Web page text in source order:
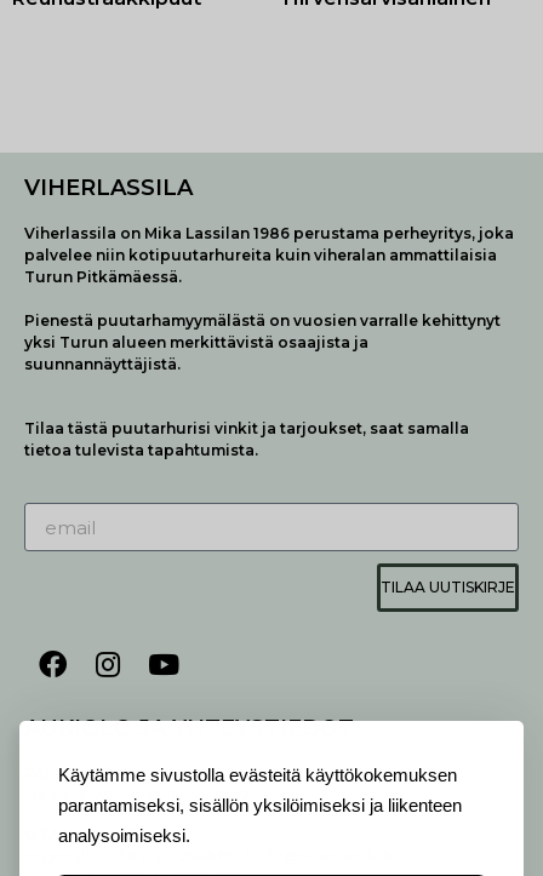
Käytämme sivustolla evästeitä käyttökokemuksen
parantamiseksi, sisällön yksilöimiseksi ja liikenteen
analysoimiseksi.
VIHERLASSILA
Viherlassila on Mika Lassilan 1986 perustama perheyritys, joka
palvelee niin kotipuutarhureita kuin viheralan ammattilaisia
Turun Pitkämäessä.
Pienestä puutarhamyymälästä on vuosien varralle kehittynyt
yksi Turun alueen merkittävistä osaajista ja
suunnannäyttäjistä.
Tilaa tästä puutarhurisi vinkit ja tarjoukset, saat samalla
tietoa tulevista tapahtumista.
TILAA UUTISKIRJE
AUKIOLO JA YHTEYSTIEDOT
ALVELEMME:
Ma-Pe 9-20 I La 10-18 I Su 10-17
OTA YHTEYTTÄ: